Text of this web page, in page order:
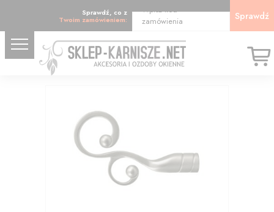
Sprawdź, co z
Twoim zamówieniem:
Wpisz kod
zamówienia
Sprawdź